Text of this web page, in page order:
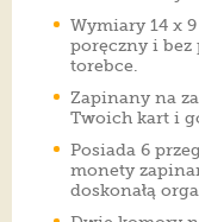
Wymiary 14 x
poręczny i bez
torebce.
Zapinany na
Twoich kart i
Posiada 6
monety
doskonałą